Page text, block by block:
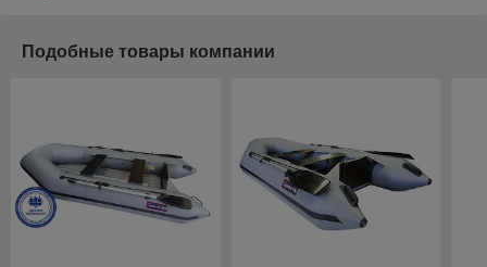
Подобные товары компании